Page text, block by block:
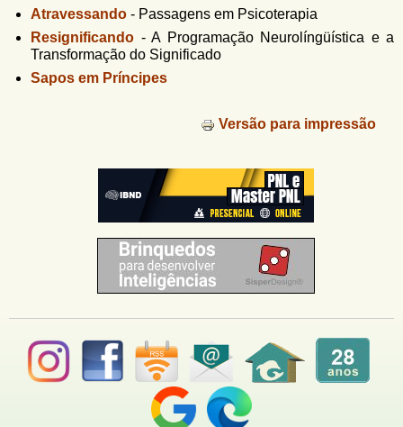
Atravessando - Passagens em Psicoterapia
Resignificando - A Programação Neurolíngüística e a
Transformação do Significado
Sapos em Príncipes
Versão para impressão